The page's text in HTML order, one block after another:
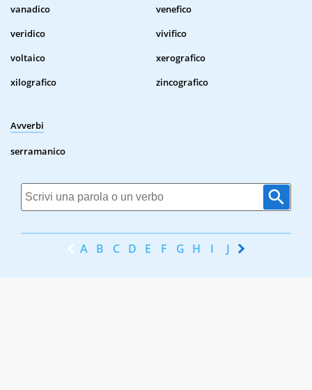
vanadico
venefico
veridico
vivifico
voltaico
xerografico
xilografico
zincografico
Avverbi
serramanico
A B C D E F G H I J K